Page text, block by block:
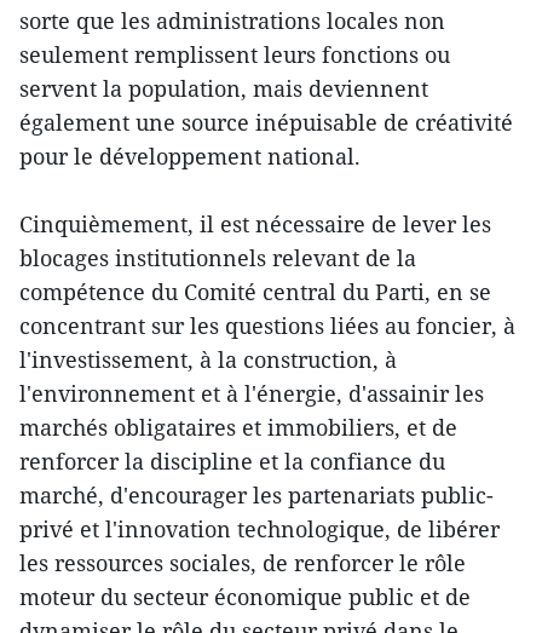
sorte que les administrations locales non
seulement remplissent leurs fonctions ou
servent la population, mais deviennent
également une source inépuisable de créativité
pour le développement national.
Cinquièmement, il est nécessaire de lever les
blocages institutionnels relevant de la
compétence du Comité central du Parti, en se
concentrant sur les questions liées au foncier, à
l'investissement, à la construction, à
l'environnement et à l'énergie, d'assainir les
marchés obligataires et immobiliers, et de
renforcer la discipline et la confiance du
marché, d'encourager les partenariats public-
privé et l'innovation technologique, de libérer
les ressources sociales, de renforcer le rôle
moteur du secteur économique public et de